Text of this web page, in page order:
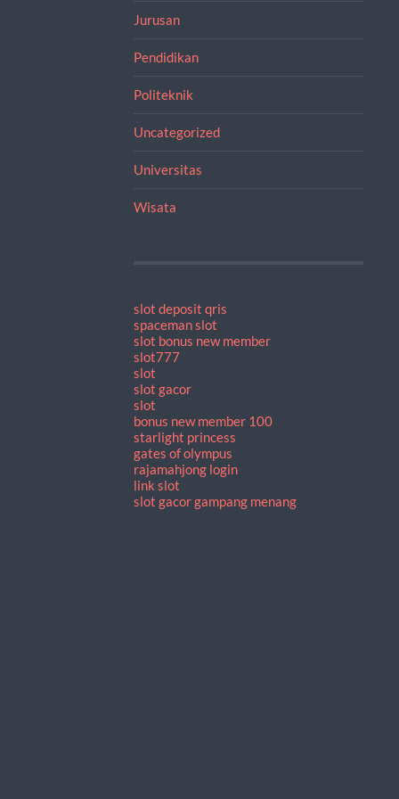
Jurusan
Pendidikan
Politeknik
Uncategorized
Universitas
Wisata
slot deposit qris
spaceman slot
slot bonus new member
slot777
slot
slot gacor
slot
bonus new member 100
starlight princess
gates of olympus
rajamahjong login
link slot
slot gacor gampang menang